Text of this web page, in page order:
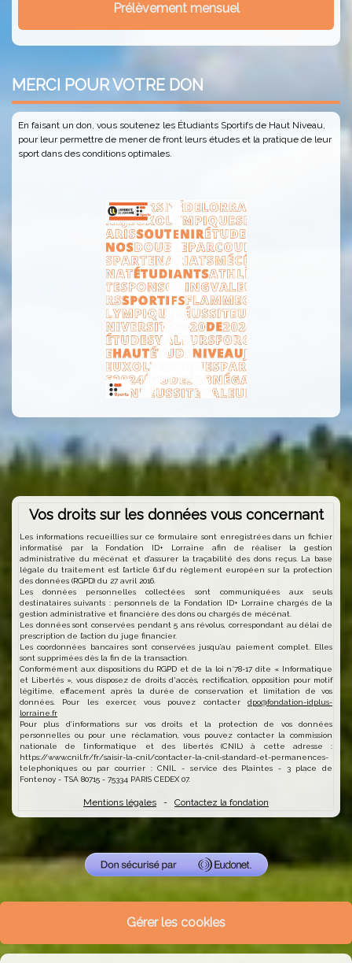
Prélèvement mensuel
MERCI POUR VOTRE DON
En faisant un don, vous soutenez les Étudiants Sportifs de Haut Niveau,
pour leur permettre de mener de front leurs études et la pratique de leur
sport dans des conditions optimales.
Vos droits sur les données vous concernant
Les informations recueillies sur ce formulaire sont enregistrées dans un fichier
informatisé par la Fondation ID+ Lorraine afin de réaliser la gestion
administrative du mécénat et d’assurer la traçabilité des dons reçus. La base
légale du traitement est l’article 6.1f du règlement européen sur la protection
des données (RGPD) du 27 avril 2016.
Les données personnelles collectées sont communiquées aux seuls
destinataires suivants : personnels de la Fondation ID+ Lorraine chargés de la
gestion administrative et financière des dons ou chargés de mécénat.
Les données sont conservées pendant 5 ans révolus, correspondant au délai de
prescription de l’action du juge financier.
Les coordonnées bancaires sont conservées jusqu’au paiement complet. Elles
sont supprimées dès la fin de la transaction.
Conformément aux dispositions du RGPD et de la loi n°78-17 dite « Informatique
et Libertés », vous disposez de droits d'accès, rectification, opposition pour motif
légitime, effacement après la durée de conservation et limitation de vos
données. Pour les exercer, vous pouvez contacter dpo@fondation-idplus-
lorraine.fr
Pour plus d’informations sur vos droits et la protection de vos données
personnelles ou pour une réclamation, vous pouvez contacter la commission
nationale de l’informatique et des libertés (CNIL) à cette adresse :
https://www.cnil.fr/fr/saisir-la-cnil/contacter-la-cnil-standard-et-permanences-
telephoniques ou par courrier : CNIL - service des Plaintes - 3 place de
Fontenoy - TSA 80715 - 75334 PARIS CEDEX 07.
Mentions légales - Contactez la fondation
Gérer les cookies